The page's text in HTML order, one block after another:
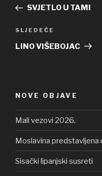
objavaSVJETLO U TAMI
Sljedeća
objava
SLJEDEĆE
LINO VIŠEBOJAC
NOVE OBJAVE
Mali vezovi 2026.
Moslavina predstavljena
Sisački lipanjski susreti